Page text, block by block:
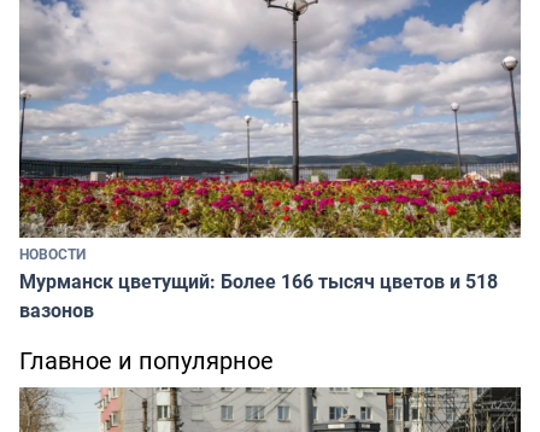
НОВОСТИ
Мурманск цветущий: Более 166 тысяч цветов и 518
вазонов
Главное и популярное